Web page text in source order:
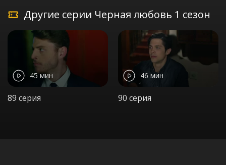
Другие серии Черная любовь 1 сезон
45 мин
89 серия
46 мин
90 серия